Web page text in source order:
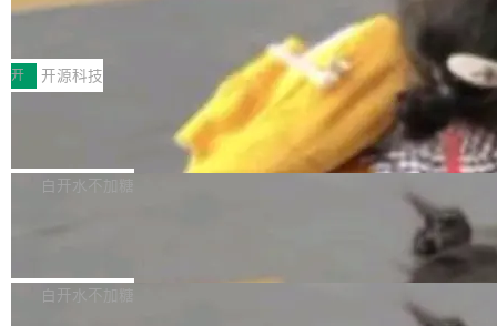
-2024 和 C23 编程接口标准的兼容性。 compat
_linux(8) 增强了对 Linux 系统调用的支持，包
括 epoll（围绕 kqueue 实现）、POSIX 消息队
列、...
发者及生态伙伴，系统呈现了平台在游戏领域的
完整能力版图——从IAP高价值用户的全周期经
营、到IAA游戏的“买变一体”正循环、再到联运与
广告协同的全链路经营闭环，以及面向全球市场
的出海增长布局。 华为终端云业务商业化销售负
责人在开场致辞中表示，游戏开发者的核心诉求
已不再是“多一个投放渠道”，而是一套能够持续
高质量游戏...
技嘉X3D系列再添新成员 B850 AORU
面向AMD Ryzen X3D处理器玩家，技嘉X3D系
列主板阵容迎来新成员——B850 AORUS ELITE
X3D。作为面向主流高性能平台打造的全新主板
产品，B850 AORUS ELITE X3D延续技嘉在X3
D平台优化上的技术积累，旨在为游戏玩家带来
更稳定、更高效的装机选择。 B850 AORUS ELI
式2.0，可根据不同使用场景释放处理器潜力，
开 开源科技
Zadig v5.0 发布：AI 发布专员与 AI 审
我们团队这几天最大的卡点不是 AI 写得不够
好，是 AI 写得太好了。 好到审查排期从两天的
过 1528 名开发者，85% 说 AI 把瓶颈从写代码
白开水不加糖
数据库，有一个图形后端。作为一个原生的 Gra
白开水不加糖